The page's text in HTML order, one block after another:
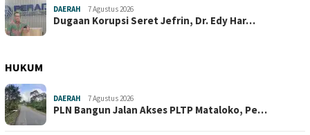
DAERAH 7 Agustus 2026
Dugaan Korupsi Seret Jefrin, Dr. Edy Har…
HUKUM
DAERAH 7 Agustus 2026
PLN Bangun Jalan Akses PLTP Mataloko, Pe…